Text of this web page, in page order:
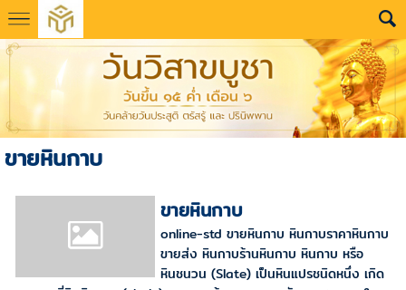
ขายหินกาบ
ขายหินกาบ
online-std ขายหินกาบ หินกาบราคาหินกาบ
ขายส่ง หินกาบร้านหินกาบ หินกาบ หรือ
หินชนวน (Slate) เป็นหินแปรชนิดหนึ่ง เกิด